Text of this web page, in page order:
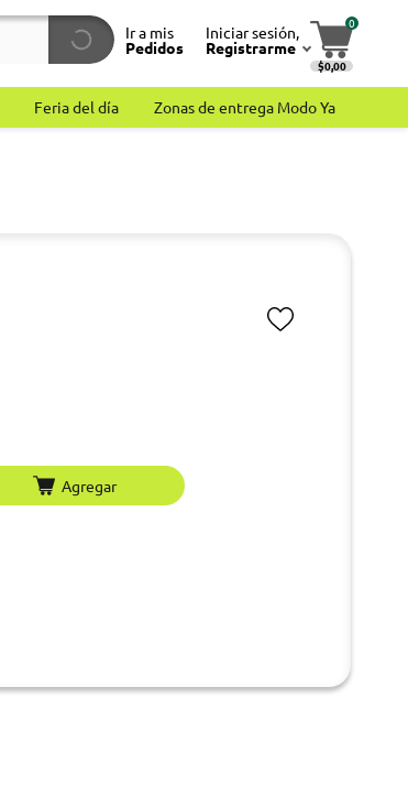
Ir a mis
Pedidos
Iniciar sesión,
Registrarme
0
$0,00
Feria del día Zonas de entrega Modo Ya
Agregar